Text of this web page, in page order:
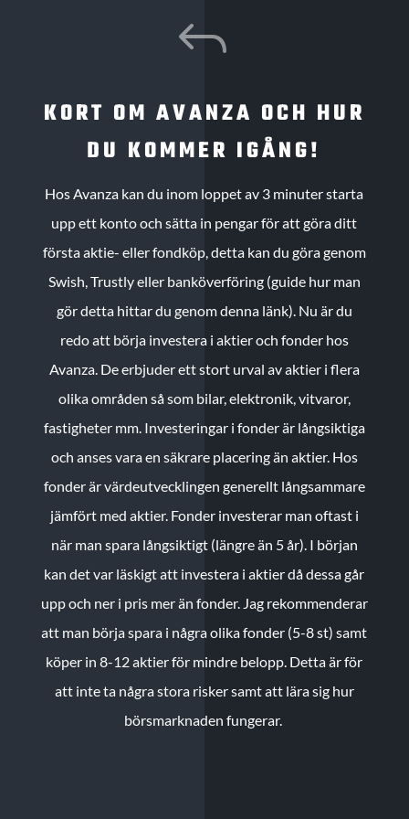
J
KORT OM AVANZA OCH HUR
DU KOMMER IGÅNG!
Hos Avanza kan du inom loppet av 3 minuter starta
upp ett konto och sätta in pengar för att göra ditt
första aktie- eller fondköp, detta kan du göra genom
Swish, Trustly eller banköverföring (guide hur man
gör detta hittar du genom denna länk). Nu är du
redo att börja investera i aktier och fonder hos
Avanza. De erbjuder ett stort urval av aktier i flera
olika områden så som bilar, elektronik, vitvaror,
fastigheter mm. Investeringar i fonder är långsiktiga
och anses vara en säkrare placering än aktier. Hos
fonder är värdeutvecklingen generellt långsammare
jämfört med aktier. Fonder investerar man oftast i
när man spara långsiktigt (längre än 5 år). I början
kan det var läskigt att investera i aktier då dessa går
upp och ner i pris mer än fonder. Jag rekommenderar
att man börja spara i några olika fonder (5-8 st) samt
köper in 8-12 aktier för mindre belopp. Detta är för
att inte ta några stora risker samt att lära sig hur
börsmarknaden fungerar.